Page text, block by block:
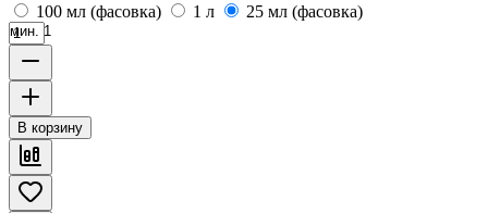
100 мл (фасовка)
1 л 25 мл (фасовка)
мин. 1
В корзину